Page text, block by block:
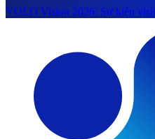
YOLO Vision 2026: Sự kiện